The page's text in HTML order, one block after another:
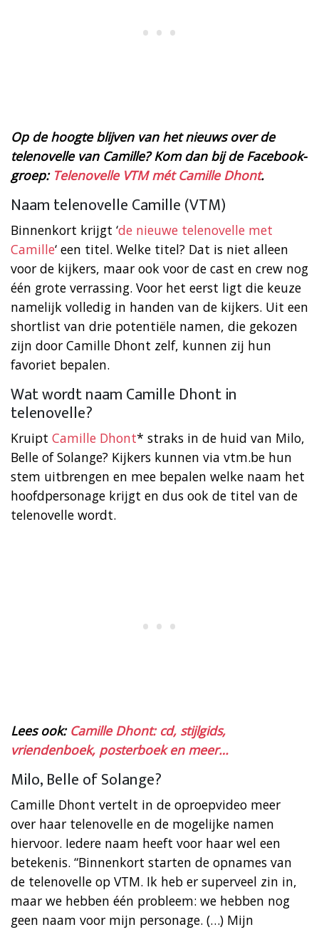
Op de hoogte blijven van het nieuws over de
telenovelle van Camille? Kom dan bij de Facebook-
groep: Telenovelle VTM mét Camille Dhont.
Naam telenovelle Camille (VTM)
Binnenkort krijgt ‘de nieuwe telenovelle met
Camille‘ een titel. Welke titel? Dat is niet alleen
voor de kijkers, maar ook voor de cast en crew nog
één grote verrassing. Voor het eerst ligt die keuze
namelijk volledig in handen van de kijkers. Uit een
shortlist van drie potentiële namen, die gekozen
zijn door Camille Dhont zelf, kunnen zij hun
favoriet bepalen.
Wat wordt naam Camille Dhont in
telenovelle?
Kruipt Camille Dhont* straks in de huid van Milo,
Belle of Solange? Kijkers kunnen via vtm.be hun
stem uitbrengen en mee bepalen welke naam het
hoofdpersonage krijgt en dus ook de titel van de
telenovelle wordt.
Lees ook: Camille Dhont: cd, stijlgids,
vriendenboek, posterboek en meer…
Milo, Belle of Solange?
Camille Dhont vertelt in de oproepvideo meer
over haar telenovelle en de mogelijke namen
hiervoor. Iedere naam heeft voor haar wel een
betekenis. “Binnenkort starten de opnames van
de telenovelle op VTM. Ik heb er superveel zin in,
maar we hebben één probleem: we hebben nog
geen naam voor mijn personage. (…) Mijn